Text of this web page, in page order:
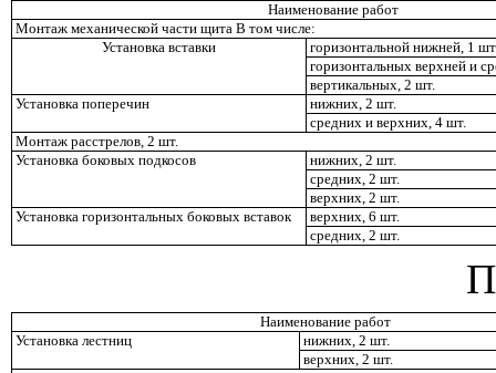
Наименование работ
Монтаж механической части щита В том числе:
Установка вставки
горизонтальной нижней, 1
горизонтальных верхней и
вертикальных, 2 шт.
Установка поперечин
нижних, 2 шт.
средних и верхних, 4 шт.
Монтаж расстрелов, 2 шт.
Установка боковых подкосов
нижних, 2 шт.
средних, 2 шт.
верхних, 2 шт.
Установка горизонтальных боковых вставок
верхних, 6 шт.
средних, 2 шт.
Наименование работ
Установка лестниц
нижних, 2 шт.
верхних, 2 шт.